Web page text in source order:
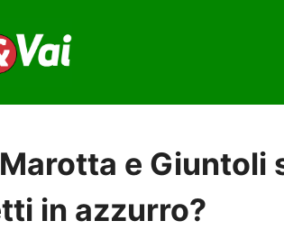
e Giuntoli
in azzurro?